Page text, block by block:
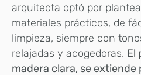
arquitecta optó por
materiales prácticos, de
limpieza, siempre con
relajadas y acogedoras. El
madera clara, se extiende